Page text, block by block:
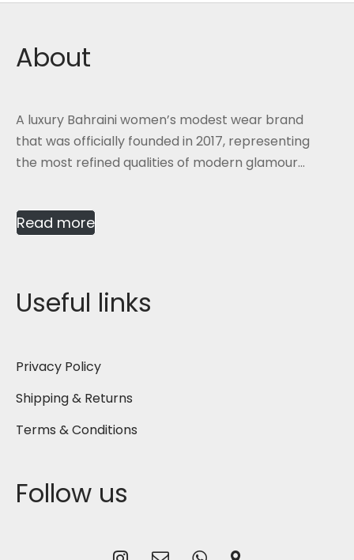
About
A luxury Bahraini women’s modest wear brand
that was officially founded in 2017, representing
the most refined qualities of modern glamour...
Read more
Useful links
Privacy Policy
Shipping & Returns
Terms & Conditions
Follow us